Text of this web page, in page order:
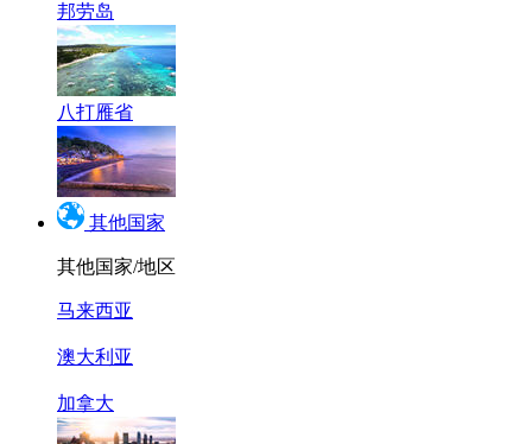
邦劳岛
八打雁省
其他国家
其他国家/地区
马来西亚
澳大利亚
加拿大